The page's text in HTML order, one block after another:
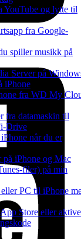
YouTube og lytte til
fra Google-
spiller musikk på
Server på
iPhone
fra WD My
fra datamaskin til
Drive
når du er
iPhone og Mac
filer) på min
PC til iPhone
Store eller